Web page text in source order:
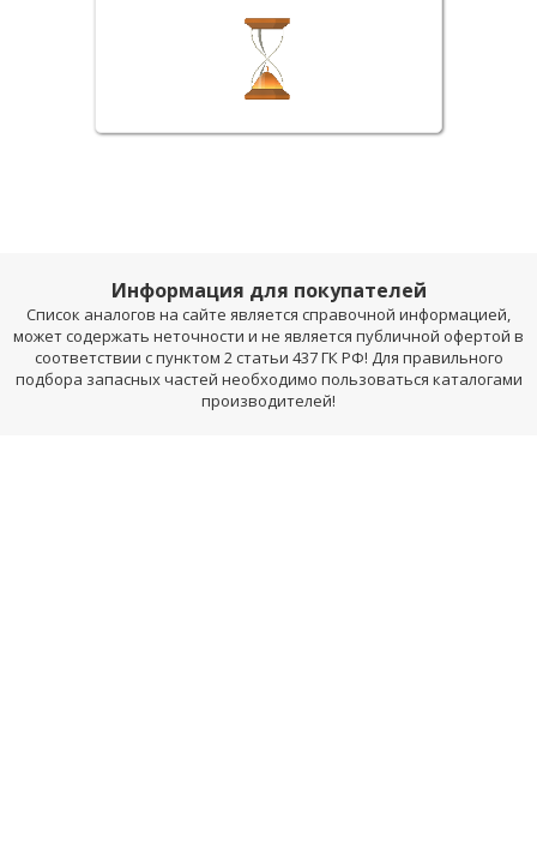
Информация для покупателей
Список аналогов на сайте является справочной информацией,
может содержать неточности и не является публичной офертой в
соответствии с пунктом 2 статьи 437 ГК РФ! Для правильного
подбора запасных частей необходимо пользоваться каталогами
производителей!